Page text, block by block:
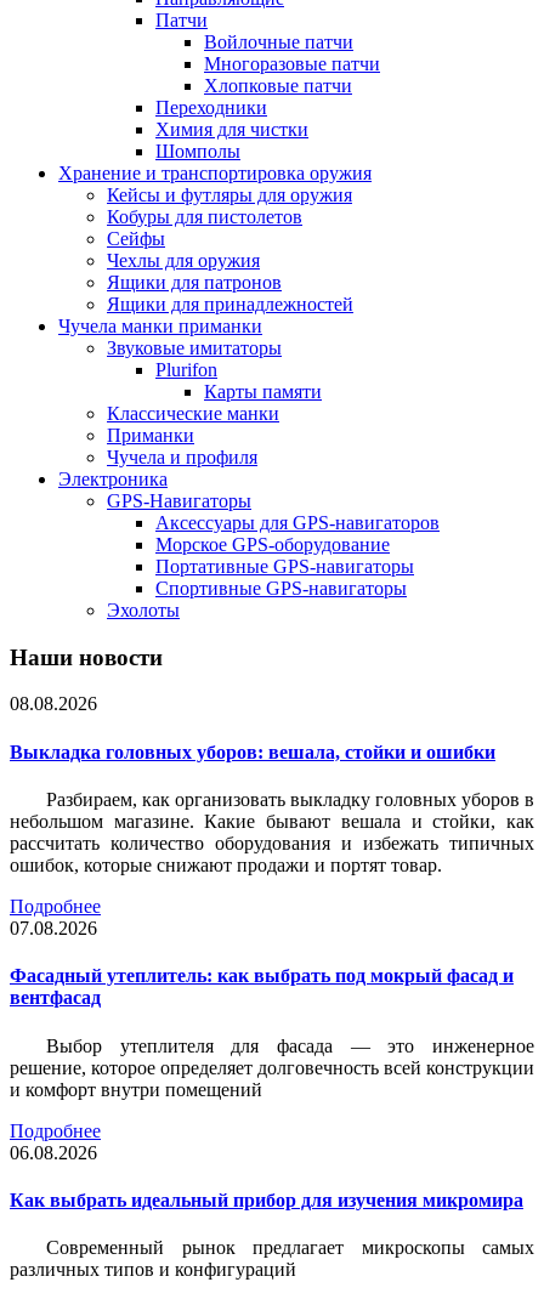
Патчи
Войлочные патчи
Многоразовые патчи
Хлопковые патчи
Переходники
Химия для чистки
Шомполы
Хранение и транспортировка оружия
Кейсы и футляры для оружия
Кобуры для пистолетов
Сейфы
Чехлы для оружия
Ящики для патронов
Ящики для принадлежностей
Чучела манки приманки
Звуковые имитаторы
Plurifon
Карты памяти
Классические манки
Приманки
Чучела и профиля
Электроника
GPS-Навигаторы
Аксессуары для GPS-навигаторов
Морское GPS-оборудование
Портативные GPS-навигаторы
Спортивные GPS-навигаторы
Эхолоты
Наши новости
08.08.2026
Выкладка головных уборов: вешала, стойки и ошибки
Разбираем, как организовать выкладку головных уборов в
небольшом магазине. Какие бывают вешала и стойки, как
рассчитать количество оборудования и избежать типичных
ошибок, которые снижают продажи и портят товар.
Подробнее
07.08.2026
Фасадный утеплитель: как выбрать под мокрый фасад и
вентфасад
Выбор утеплителя для фасада — это инженерное
решение, которое определяет долговечность всей конструкции
и комфорт внутри помещений
Подробнее
06.08.2026
Как выбрать идеальный прибор для изучения микромира
Современный рынок предлагает микроскопы самых
различных типов и конфигураций